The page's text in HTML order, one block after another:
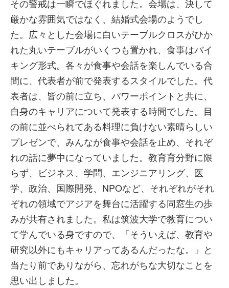
その警戒は一瞬でほぐれました。会場は、決して
厳かな雰囲気ではなく、結婚式会場のようでし
た。広々とした会場に白いテーブルクロスがひか
れた丸いテーブルがいくつも置かれ、食事はバイ
キング形式。各々が食事や会話を楽しんでいる合
間に、代表者が前で発表するスタイルでした。代
表者は、皆の前に立ち、パワーポイントと共に、
自身のキャリアについて発表する時間でした。目
の前に並べられてある料理に負けない素晴らしい
プレゼンで、みんなが食事や会話を止め、それぞ
れの話に夢中になっていました。教育育分野に限
らず、ビジネス、学問、エンジニアリング、医
学、政治、国際開発、NPOなど、それぞれがそれ
ぞれの領域でアジアを舞台に活躍する同窓生の歩
みが共有されました。私は筑波大学で教育につい
て学んでいる身ですので、「そういえば、教育や
研究以外にもキャリアってあるんだったな。」と
当たり前でありながら、忘れがちな大切なことを
思い出しました。